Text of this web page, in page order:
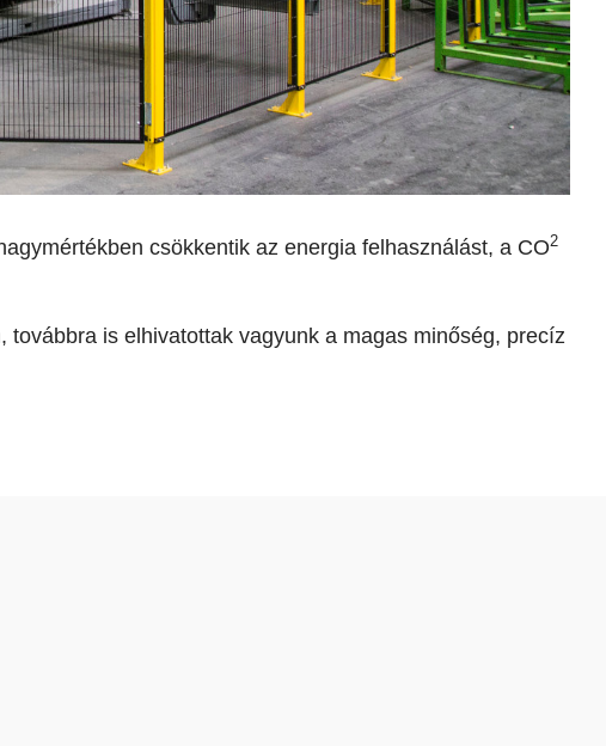
csökkentik az energia felhasználást, a CO2
is elhivatottak vagyunk a magas minőség, precíz